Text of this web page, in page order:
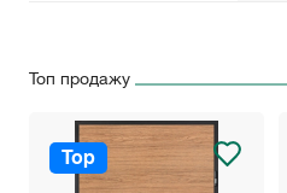
Топ продажу
Top